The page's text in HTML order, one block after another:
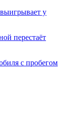
у
перестаёт
с пробегом